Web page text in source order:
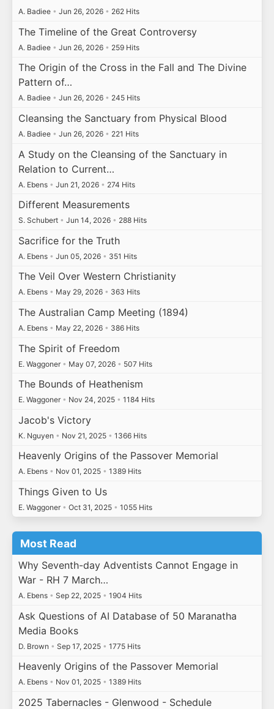
A. Badiee • Jun 26, 2026 • 262 Hits
The Timeline of the Great Controversy
A. Badiee • Jun 26, 2026 • 259 Hits
The Origin of the Cross in the Fall and The Divine
Pattern of…
A. Badiee • Jun 26, 2026 • 245 Hits
Cleansing the Sanctuary from Physical Blood
A. Badiee • Jun 26, 2026 • 221 Hits
A Study on the Cleansing of the Sanctuary in
Relation to Current…
A. Ebens • Jun 21, 2026 • 274 Hits
Different Measurements
S. Schubert • Jun 14, 2026 • 288 Hits
Sacrifice for the Truth
A. Ebens • Jun 05, 2026 • 351 Hits
The Veil Over Western Christianity
A. Ebens • May 29, 2026 • 363 Hits
The Australian Camp Meeting (1894)
A. Ebens • May 22, 2026 • 386 Hits
The Spirit of Freedom
E. Waggoner • May 07, 2026 • 507 Hits
The Bounds of Heathenism
E. Waggoner • Nov 24, 2025 • 1184 Hits
Jacob's Victory
K. Nguyen • Nov 21, 2025 • 1366 Hits
Heavenly Origins of the Passover Memorial
A. Ebens • Nov 01, 2025 • 1389 Hits
Things Given to Us
E. Waggoner • Oct 31, 2025 • 1055 Hits
Most Read
Why Seventh-day Adventists Cannot Engage in
War - RH 7 March…
A. Ebens • Sep 22, 2025 • 1904 Hits
Ask Questions of AI Database of 50 Maranatha
Media Books
D. Brown • Sep 17, 2025 • 1775 Hits
Heavenly Origins of the Passover Memorial
A. Ebens • Nov 01, 2025 • 1389 Hits
2025 Tabernacles - Glenwood - Schedule